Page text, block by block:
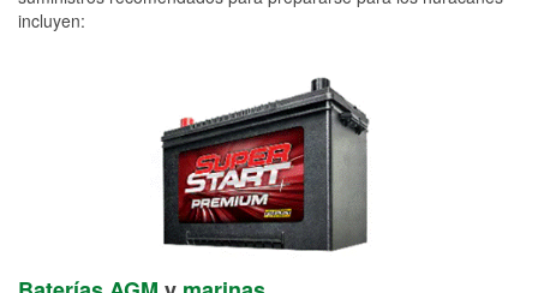
incluyen: